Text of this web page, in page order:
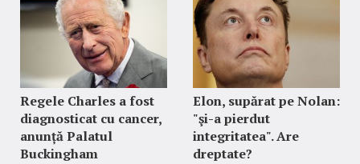
Regele Charles a fost
diagnosticat cu cancer,
anunță Palatul
Buckingham
Elon, supărat pe Nolan:
"şi-a pierdut
integritatea". Are
dreptate?